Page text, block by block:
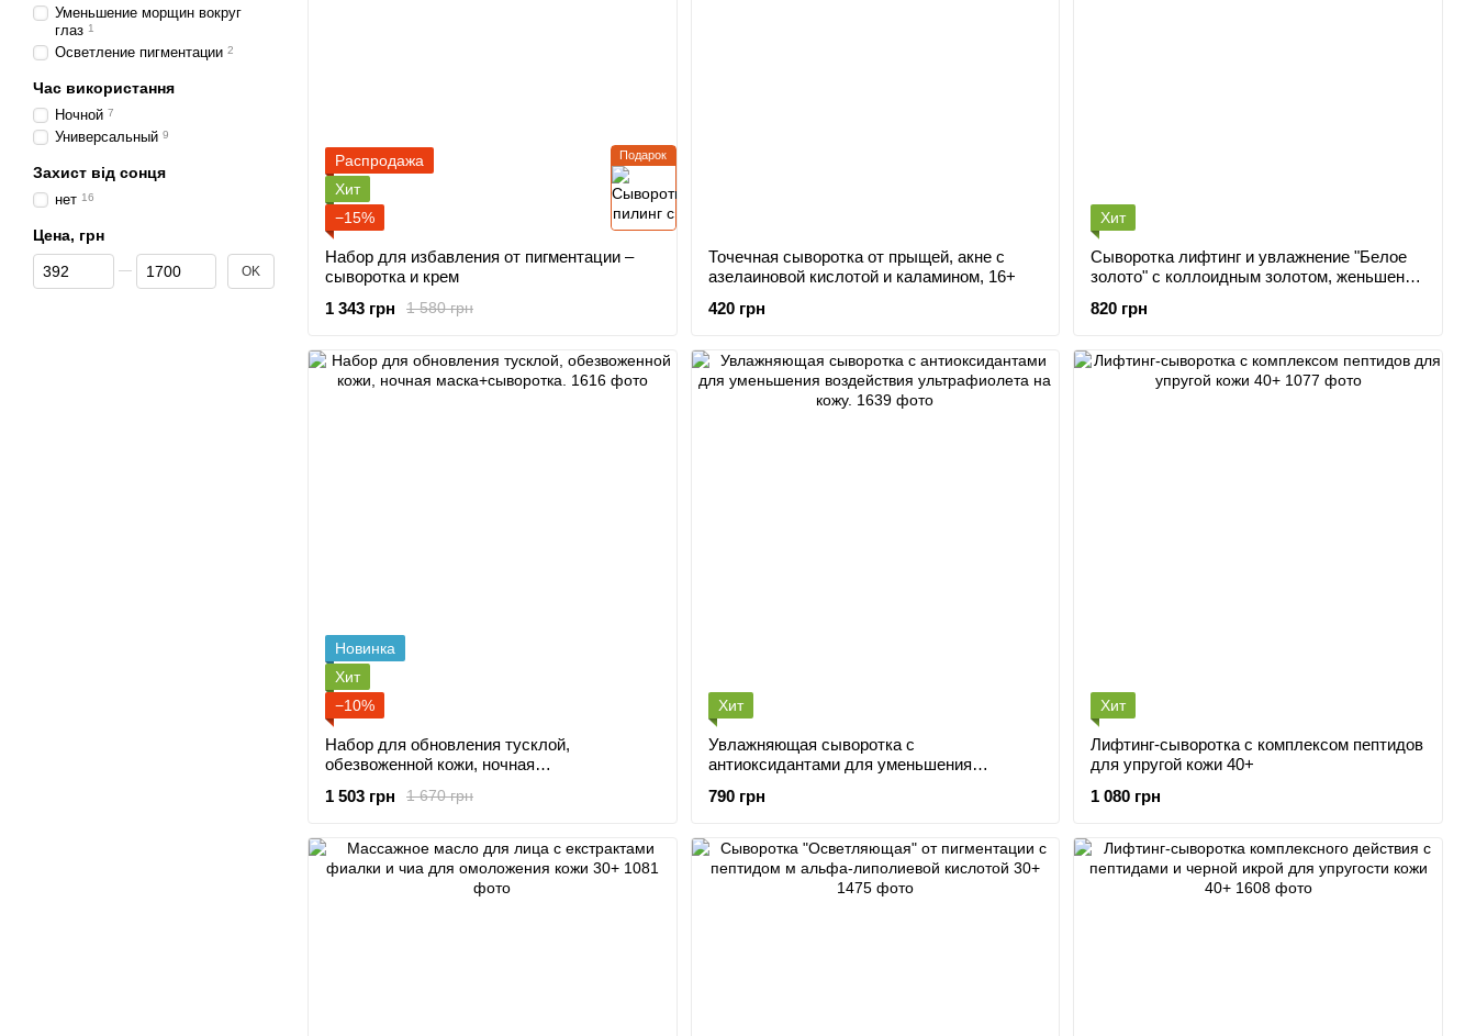
Подарок
Распродажа
Хит
−15%
Набор для избавления от пигментации –
сыворотка и крем
1 580 грн
1 343 грн
Точечная сыворотка от прыщей, акне с
азелаиновой кислотой и каламином, 16+
420 грн
Хит
Сыворотка лифтинг и увлажнение "Белое
золото" с коллоидным золотом, женьшенем
820 грн
Новинка
Хит
−10%
Набор для обновления тусклой,
обезвоженной кожи, ночная
1 670 грн
1 503 грн
Хит
Увлажняющая сыворотка с
антиоксидантами для уменьшения
790 грн
Хит
Лифтинг-сыворотка с комплексом пептидов
для упругой кожи 40+
1 080 грн
Уменьшение морщин вокруг
глаз 1
Осветление пигментации 2
Час використання
Ночной 7
Универсальный 9
Захист від сонця
нет 16
Цена, грн
От Цена, грн
До Цена, грн OK